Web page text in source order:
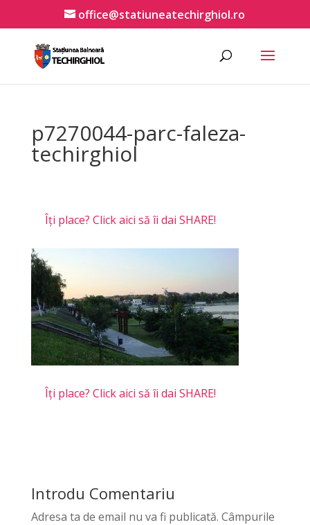
office@statiuneatechirghiol.ro
p7270044-parc-faleza-
techirghiol
Îți place? Click aici să îi dai SHARE!
Îți place? Click aici să îi dai SHARE!
Introdu Comentariu
Adresa ta de email nu va fi publicată. Câmpurile